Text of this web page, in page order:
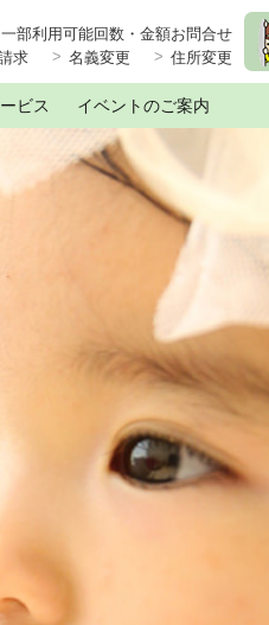
一部利用可能回数・金額お問合せ
住所変更
名義変更
求
ビス イベントのご案内